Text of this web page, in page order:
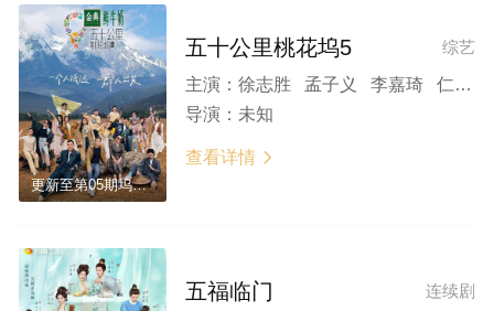
更新至第05期坞里陪你看
综艺
五十公里桃花坞5
主演： 徐志胜 孟子义 李嘉琦 仁科 王子奇 宁静 汪峰 朱丹 蔡文静 周翊然 万鹏 辛云来 欧阳娣娣 闫佩伦 董思成
导演： 未知
查看详情 
连续剧
五福临门